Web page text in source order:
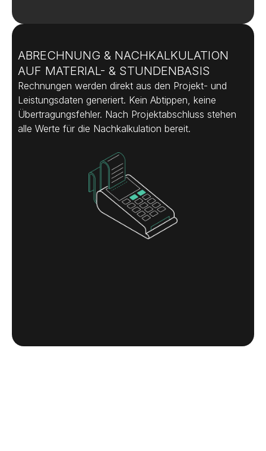
ABRECHNUNG & NACHKALKULATION
AUF MATERIAL- & STUNDENBASIS
Rechnungen werden direkt aus den Projekt- und
Leistungsdaten generiert. Kein Abtippen, keine
Übertragungsfehler. Nach Projektabschluss stehen
alle Werte für die Nachkalkulation bereit.